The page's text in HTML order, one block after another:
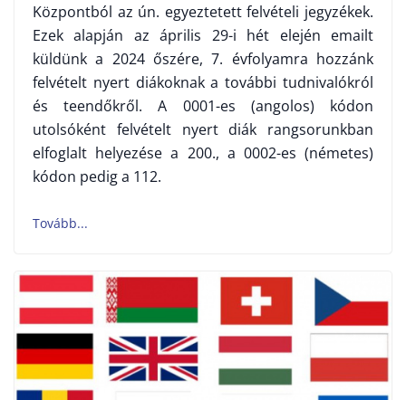
Központból az ún. egyeztetett felvételi jegyzékek.
Ezek alapján az április 29-i hét elején emailt
küldünk a 2024 őszére, 7. évfolyamra hozzánk
felvételt nyert diákoknak a további tudnivalókról
és teendőkről. A 0001-es (angolos) kódon
utolsóként felvételt nyert diák rangsorunkban
elfoglalt helyezése a 200., a 0002-es (németes)
kódon pedig a 112.